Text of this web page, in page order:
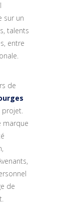
sur un
talents
entre
de
projet.
marque
de